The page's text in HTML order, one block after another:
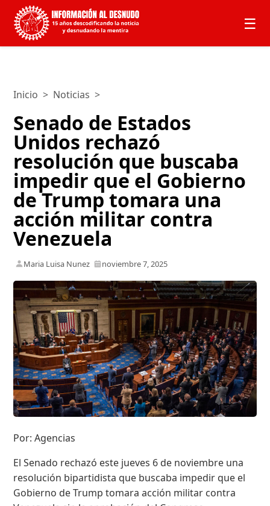
☰
Inicio > Noticias >
Senado de Estados
Unidos rechazó
resolución que buscaba
impedir que el Gobierno
de Trump tomara una
acción militar contra
Venezuela
Maria Luisa Nunez noviembre 7, 2025
Por: Agencias
El Senado rechazó este jueves 6 de noviembre una
resolución bipartidista que buscaba impedir que el
Gobierno de Trump tomara acción militar contra